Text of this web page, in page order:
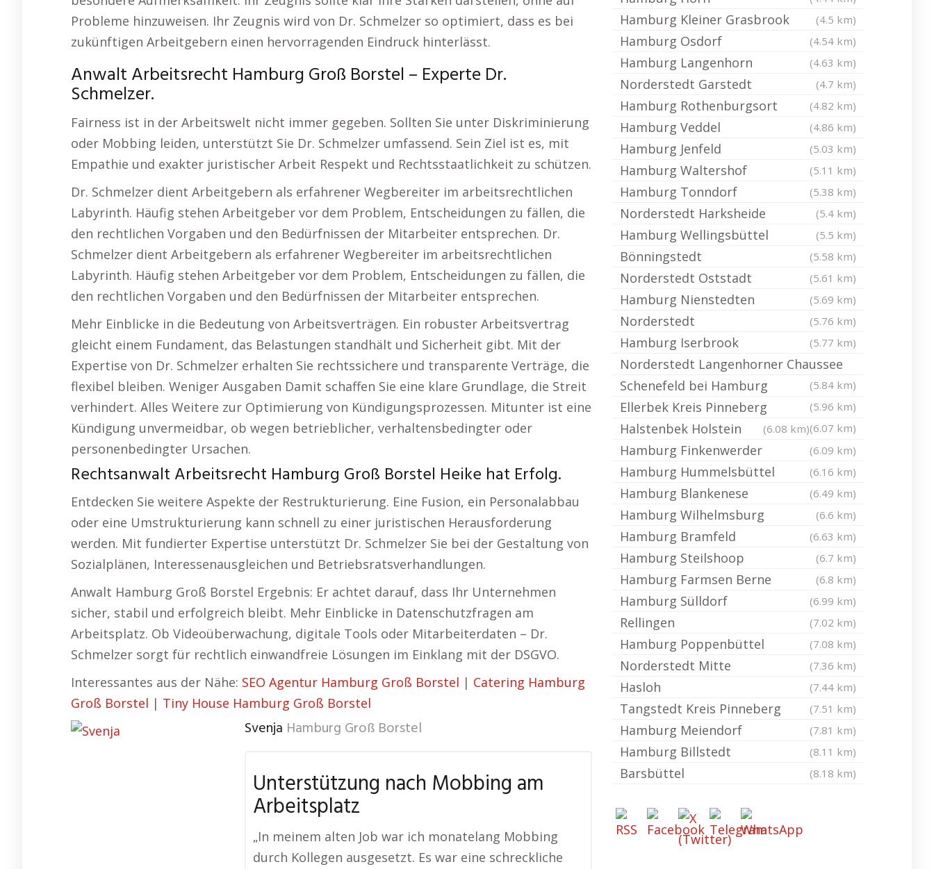
Probleme hinzuweisen. Ihr Zeugnis wird von Dr. Schmelzer so optimiert, dass es bei
zukünftigen Arbeitgebern einen hervorragenden Eindruck hinterlässt.
Anwalt Arbeitsrecht Hamburg Groß Borstel – Experte Dr.
Schmelzer.
Fairness ist in der Arbeitswelt nicht immer gegeben. Sollten Sie unter Diskriminierung
oder Mobbing leiden, unterstützt Sie Dr. Schmelzer umfassend. Sein Ziel ist es, mit
Empathie und exakter juristischer Arbeit Respekt und Rechtsstaatlichkeit zu schützen.
Dr. Schmelzer dient Arbeitgebern als erfahrener Wegbereiter im arbeitsrechtlichen
Labyrinth. Häufig stehen Arbeitgeber vor dem Problem, Entscheidungen zu fällen, die
den rechtlichen Vorgaben und den Bedürfnissen der Mitarbeiter entsprechen. Dr.
Schmelzer dient Arbeitgebern als erfahrener Wegbereiter im arbeitsrechtlichen
Labyrinth. Häufig stehen Arbeitgeber vor dem Problem, Entscheidungen zu fällen, die
den rechtlichen Vorgaben und den Bedürfnissen der Mitarbeiter entsprechen.
Mehr Einblicke in die Bedeutung von Arbeitsverträgen. Ein robuster Arbeitsvertrag
gleicht einem Fundament, das Belastungen standhält und Sicherheit gibt. Mit der
Expertise von Dr. Schmelzer erhalten Sie rechtssichere und transparente Verträge, die
flexibel bleiben. Weniger Ausgaben Damit schaffen Sie eine klare Grundlage, die Streit
verhindert. Alles Weitere zur Optimierung von Kündigungsprozessen. Mitunter ist eine
Kündigung unvermeidbar, ob wegen betrieblicher, verhaltensbedingter oder
personenbedingter Ursachen.
Rechtsanwalt Arbeitsrecht Hamburg Groß Borstel Heike hat Erfolg.
Entdecken Sie weitere Aspekte der Restrukturierung. Eine Fusion, ein Personalabbau
oder eine Umstrukturierung kann schnell zu einer juristischen Herausforderung
werden. Mit fundierter Expertise unterstützt Dr. Schmelzer Sie bei der Gestaltung von
Sozialplänen, Interessenausgleichen und Betriebsratsverhandlungen.
Anwalt Hamburg Groß Borstel Ergebnis: Er achtet darauf, dass Ihr Unternehmen
sicher, stabil und erfolgreich bleibt. Mehr Einblicke in Datenschutzfragen am
Arbeitsplatz. Ob Videoüberwachung, digitale Tools oder Mitarbeiterdaten – Dr.
Schmelzer sorgt für rechtlich einwandfreie Lösungen im Einklang mit der DSGVO.
Interessantes aus der Nähe: SEO Agentur Hamburg Groß Borstel | Catering Hamburg
Groß Borstel | Tiny House Hamburg Groß Borstel
Svenja Hamburg Groß Borstel
Unterstützung nach Mobbing am
Arbeitsplatz
„In meinem alten Job war ich monatelang Mobbing
durch Kollegen ausgesetzt. Es war eine schreckliche
Hamburg Kleiner Grasbrook (4.5 km)
Hamburg Osdorf (4.54 km)
Hamburg Langenhorn (4.63 km)
Norderstedt Garstedt (4.7 km)
Hamburg Rothenburgsort (4.82 km)
Hamburg Veddel (4.86 km)
Hamburg Jenfeld (5.03 km)
Hamburg Waltershof (5.11 km)
Hamburg Tonndorf (5.38 km)
Norderstedt Harksheide (5.4 km)
Hamburg Wellingsbüttel (5.5 km)
Bönningstedt (5.58 km)
Norderstedt Oststadt (5.61 km)
Hamburg Nienstedten (5.69 km)
Norderstedt (5.76 km)
Hamburg Iserbrook (5.77 km)
Norderstedt Langenhorner Chaussee
(5.84 km)
Schenefeld bei Hamburg
(5.96 km)
Ellerbek Kreis Pinneberg
(6.07 km)
Halstenbek Holstein (6.08 km)
Hamburg Finkenwerder (6.09 km)
Hamburg Hummelsbüttel (6.16 km)
Hamburg Blankenese (6.49 km)
Hamburg Wilhelmsburg (6.6 km)
Hamburg Bramfeld (6.63 km)
Hamburg Steilshoop (6.7 km)
Hamburg Farmsen Berne (6.8 km)
Hamburg Sülldorf (6.99 km)
Rellingen (7.02 km)
Hamburg Poppenbüttel (7.08 km)
Norderstedt Mitte (7.36 km)
Hasloh (7.44 km)
Tangstedt Kreis Pinneberg (7.51 km)
Hamburg Meiendorf (7.81 km)
Hamburg Billstedt (8.11 km)
Barsbüttel (8.18 km)